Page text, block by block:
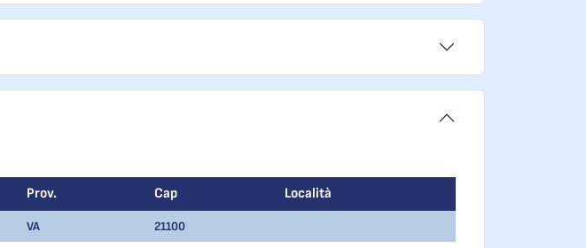
Prov. Cap Località
VA 21100